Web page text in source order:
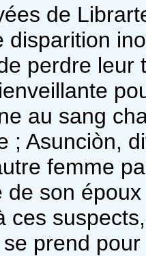
de
disparition
perdre leur
au sang
; Asunciòn,
femme
de son
ces
prend